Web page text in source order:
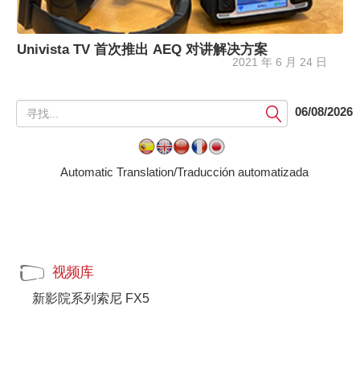
Univista TV 首次推出 AEQ 对讲解决方案
2021 年 6 月 24 日
提
交
06/08/2026
Automatic Translation/Traducción automatizada
视频库
新影院系列索尼 FX5